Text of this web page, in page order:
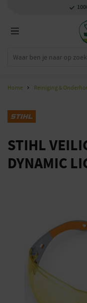
Home Reiniging &
STIHL
DYNAMIC